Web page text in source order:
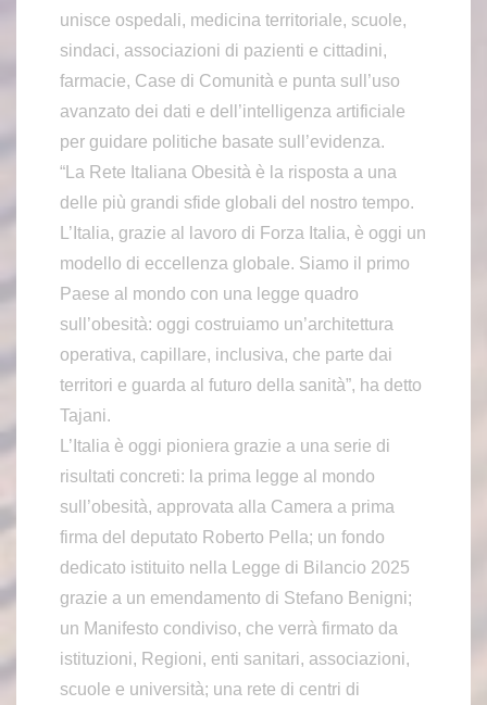
unisce ospedali, medicina territoriale, scuole,
sindaci, associazioni di pazienti e cittadini,
farmacie, Case di Comunità e punta sull’uso
avanzato dei dati e dell’intelligenza artificiale
per guidare politiche basate sull’evidenza.
“La Rete Italiana Obesità è la risposta a una
delle più grandi sfide globali del nostro tempo.
L’Italia, grazie al lavoro di Forza Italia, è oggi un
modello di eccellenza globale. Siamo il primo
Paese al mondo con una legge quadro
sull’obesità: oggi costruiamo un’architettura
operativa, capillare, inclusiva, che parte dai
territori e guarda al futuro della sanità”, ha detto
Tajani.
L’Italia è oggi pioniera grazie a una serie di
risultati concreti: la prima legge al mondo
sull’obesità, approvata alla Camera a prima
firma del deputato Roberto Pella; un fondo
dedicato istituito nella Legge di Bilancio 2025
grazie a un emendamento di Stefano Benigni;
un Manifesto condiviso, che verrà firmato da
istituzioni, Regioni, enti sanitari, associazioni,
scuole e università; una rete di centri di